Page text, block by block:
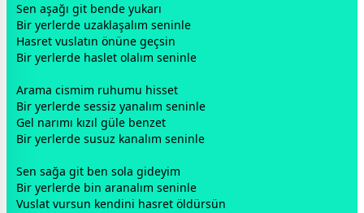
Sen aşağı git bende yukarı
Bir yerlerde uzaklaşalım seninle
Hasret vuslatın önüne geçsin
Bir yerlerde haslet olalım seninle
Arama cismim ruhumu hisset
Bir yerlerde sessiz yanalım seninle
Gel narımı kızıl güle benzet
Bir yerlerde susuz kanalım seninle
Sen sağa git ben sola gideyim
Bir yerlerde bin aranalım seninle
Vuslat vursun kendini hasret öldürsün